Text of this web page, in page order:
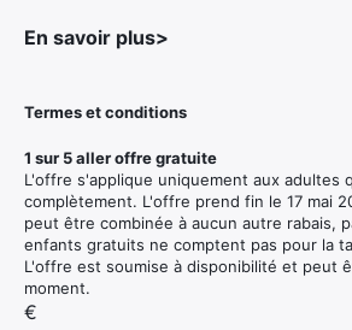
En savoir plus>
Termes et conditions
1 sur 5 aller offre gratuite
L'offre s'applique uniquement aux adultes
complètement. L'offre prend fin le 17 mai
peut être combinée à aucun autre rabais,
enfants gratuits ne comptent pas pour la
L'offre est soumise à disponibilité et peut
moment.
€